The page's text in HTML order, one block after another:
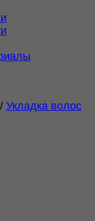
/ Укладка волос